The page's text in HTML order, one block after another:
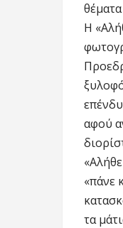
Η
αφού
«πάνε
τα